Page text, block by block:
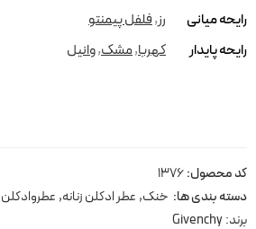
رایحه میانی
رز,فلفل پیمنتو
رایحه پایدار
کهربا,مشک,وانیل
کد محصول:1376
دسته بندی ها: خنک, عطر ادکلن زنانه, عطروادکلن
برند:Givenchy